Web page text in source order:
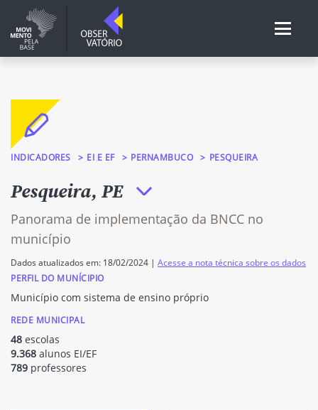
INDICADORES EI E EF PERNAMBUCO PESQUEIRA
Pesqueira, PE
Panorama de implementação da BNCC no
município
Dados atualizados em: 18/02/2024 | Acesse a nota técnica sobre os dados
PERFIL DO MUNÍCIPIO
Município com sistema de ensino próprio
REDE MUNICIPAL
48 escolas
9.368 alunos EI/EF
789 professores